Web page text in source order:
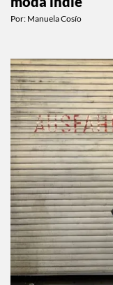
Por: Manuela Cosío